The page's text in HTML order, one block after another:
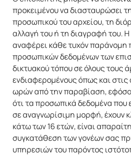
προκειμένου να διασταυρώσει
προσωπικού του αρχείου, τη
αλλαγή του ή τη διαγραφή του.
αναφέρει κάθε τυχόν
προσωπικών δεδομένων των
δικτυακού τόπου σε όλους τους
ενδιαφερομένους όπως και στις
ωρών από την παραβίαση,
ότι τα προσωπικά δεδομένα που
σε αναγνωρίσιμη μορφή, έχουν
κάτω των 16 ετών, είναι
συγκατάθεση των γονέων σας
υπηρεσιών του παρόντος